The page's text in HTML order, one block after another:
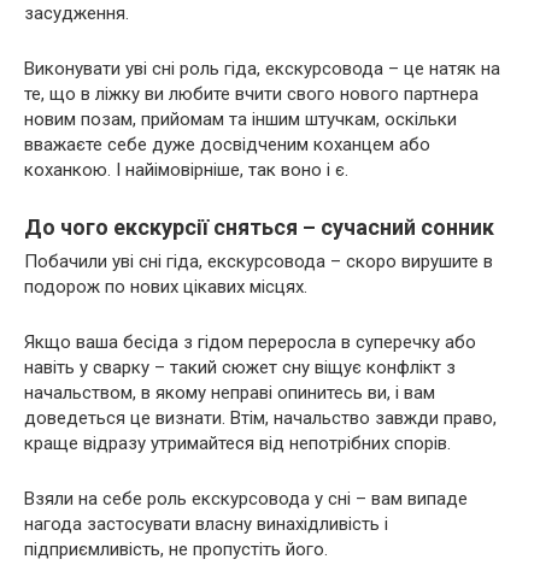
засудження.
Виконувати уві сні роль гіда, екскурсовода – це натяк на
те, що в ліжку ви любите вчити свого нового партнера
новим позам, прийомам та іншим штучкам, оскільки
вважаєте себе дуже досвідченим коханцем або
коханкою. І найімовірніше, так воно і є.
До чого екскурсії сняться – сучасний сонник
Побачили уві сні гіда, екскурсовода – скоро вирушите в
подорож по нових цікавих місцях.
Якщо ваша бесіда з гідом переросла в суперечку або
навіть у сварку – такий сюжет сну віщує конфлікт з
начальством, в якому неправі опинитесь ви, і вам
доведеться це визнати. Втім, начальство завжди право,
краще відразу утримайтеся від непотрібних спорів.
Взяли на себе роль екскурсовода у сні – вам випаде
нагода застосувати власну винахідливість і
підприємливість, не пропустіть його.